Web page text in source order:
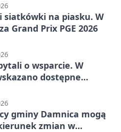
siatkówki na piasku. W
Grand Prix PGE 2026
o wsparcie. W
dostępne
gminy Damnica mogą
zmian w